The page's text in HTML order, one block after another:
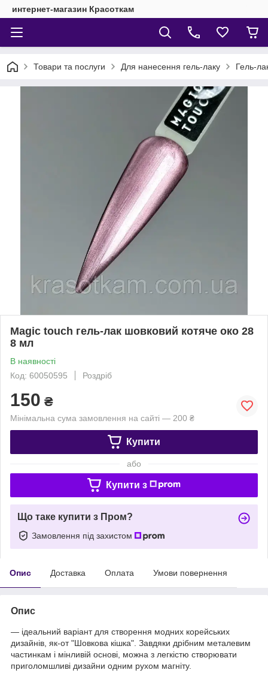
интернет-магазин Красоткам
Товари та послуги Для нанесення гель-лаку Гель-
Magic touch гель-лак шовковий котяче око 28
8 мл
В наявності
Код: 60050595
Роздріб
150 ₴
Мінімальна сума замовлення на сайті — 200 ₴
Купити
або
Купити з
Що таке купити з Пром?
Замовлення під захистом
Опис Доставка Оплата Умови повернення
Опис
— ідеальний варіант для створення модних корейських
дизайнів, як-от "Шовкова кішка". Завдяки дрібним металевим
частинкам і мінливій основі, можна з легкістю створювати
приголомшливі дизайни одним рухом магніту.